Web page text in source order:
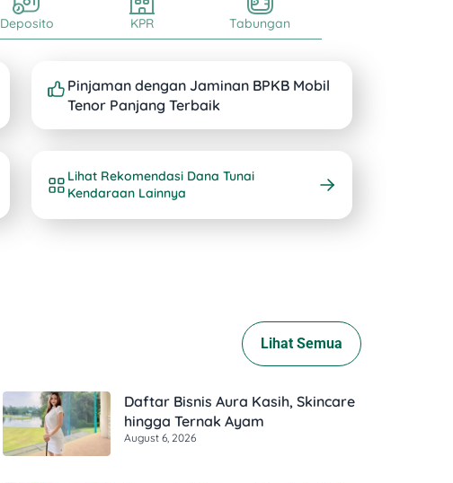
Deposito KPR Tabungan
Pinjaman dengan Jaminan BPKB Mobil
Tenor Panjang Terbaik
Lihat Rekomendasi Dana Tunai
Kendaraan Lainnya
Lihat Semua
Daftar Bisnis Aura Kasih, Skincare
hingga Ternak Ayam
August 6, 2026